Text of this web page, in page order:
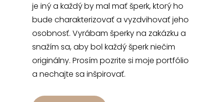
je iný a každý by mal mať šperk, ktorý ho
bude charakterizovať a vyzdvihovať jeho
osobnosť. Vyrábam šperky na zakázku a
snažím sa, aby bol každý šperk niečim
originálny. Prosím pozrite si moje portfólio
a nechajte sa inšpirovať.